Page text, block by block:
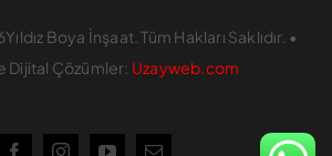
Boya İnşaat. Tüm Hakları Saklıdır. •
Dijital Çözümler: Uzayweb.com